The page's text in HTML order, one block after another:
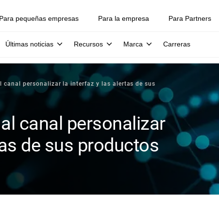
Para pequeñas empresas Para la empresa Para Partners
Últimas noticias Recursos Marca Carreras
canal personalizar la interfaz y las alertas de sus
canal personalizar
de sus productos